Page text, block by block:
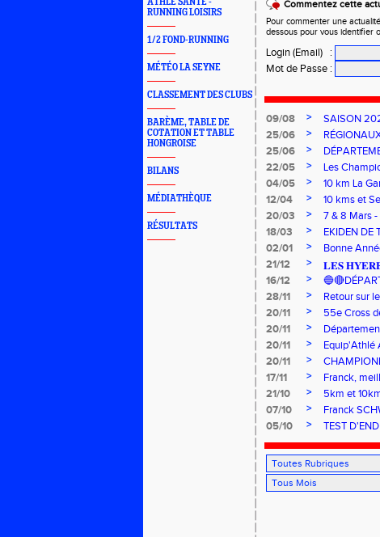
RUNNING LOISIRS
1/2 FOND-RUNNING
MÉTÉO LA SEYNE
CLASSEMENT DES CLUBS
BARÈME, TABLE DE
COTATION ET TABLE
HONGROISE
BILANS
MÉDIATHÈQUE
RÉSULTATS
Commentez cette
Pour commenter une
dessous pour vous identifier
Login (Email)
:
Mot de Passe :
09/08 >
SAISON
25/06
>
25/06
>
22/05
>
Les
04/05
>
10 km La
12/04
>
10 kms et
20/03
>
7 & 8 Mars -
18/03
>
EKIDEN DE
02/01
>
Bonne
21/12
>
𝐋𝐄𝐒
16/12
>
28/11
>
Retour sur
20/11
>
55e Cross
20/11
>
20/11
>
Equip'Athlé
20/11
>
17/11
>
Franck,
21/10
>
5km et
07/10
>
Franck
05/10
> TEST